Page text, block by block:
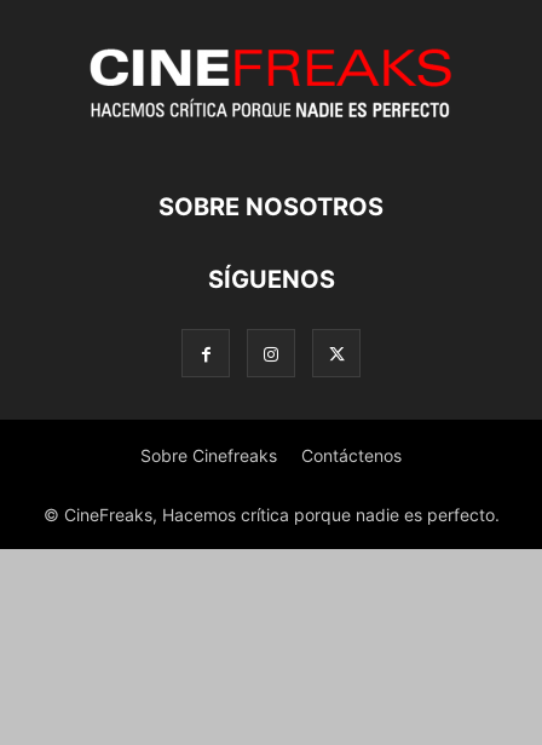
SOBRE NOSOTROS
SÍGUENOS
Sobre Cinefreaks Contáctenos
© CineFreaks, Hacemos crítica porque nadie es perfecto.